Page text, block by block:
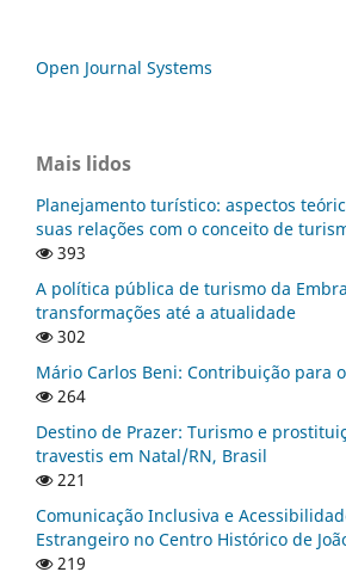
Open Journal Systems
Mais lidos
Planejamento turístico: aspectos
suas relações com o conceito de
393
A política pública de turismo da
transformações até a atualidade
302
Mário Carlos Beni: Contribuição para
264
Destino de Prazer: Turismo e
travestis em Natal/RN, Brasil
221
Comunicação Inclusiva e
Estrangeiro no Centro Histórico de
219